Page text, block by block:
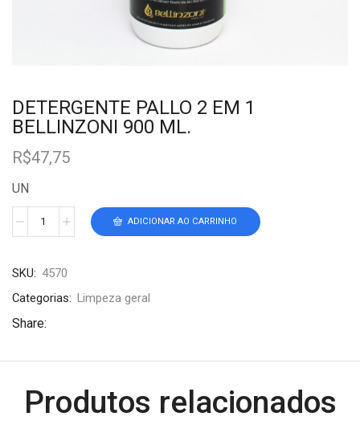
DETERGENTE PALLO 2 EM 1
BELLINZONI 900 ML.
R$47,75
UN
ADICIONAR AO CARRINHO
SKU: 4570
Categorias: Limpeza geral
Share:
Produtos relacionados